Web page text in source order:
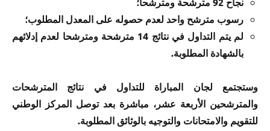
رسوب مترشح واحد لعدم حصوله على المعدل المطلوب؛
لم يتم التداول في نتائج 14 مترشحة ومترشحا لعدم إدلائهم
بالشهادة المطلوبة.
وستجتمع لجان المباراة للتداول في نتائج المترشحات
والمترشحين الأربعة عشر، مباشرة بعد توصل المركز الوطني
للتقويم والامتحانات والتوجيه بالوثائق المطلوبة.